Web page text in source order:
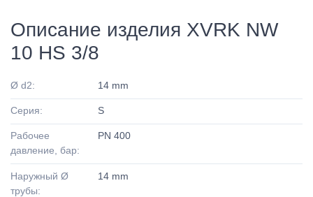
Описание изделия XVRK NW
10 HS 3/8
Ø d2: 14 mm
Серия: S
Рабочее
давление, бар:
PN 400
Наружный Ø
трубы:
14 mm